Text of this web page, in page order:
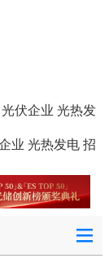
光伏企业 光热发
业 光热发电 招